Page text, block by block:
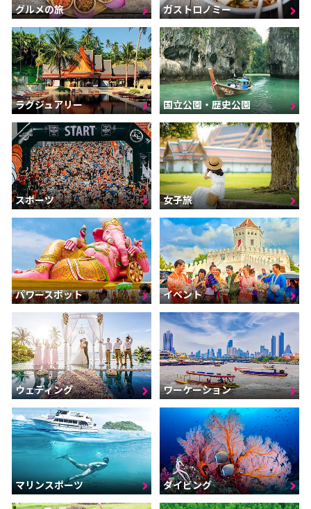
グルメの旅 ガストロノミー
ラグジュアリー 国立公園・歴史公園
スポーツ 女子旅
パワースポット イベント
ウェディング ワーケーション
マリンスポーツ ダイビング